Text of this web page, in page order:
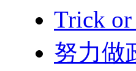
Trick
努力做